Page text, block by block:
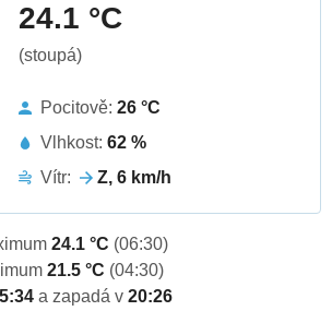
24.1 °C
(stoupá)
Pocitově: 26 °C
Vlhkost: 62 %
Vítr:
Z, 6 km/h
24.1 °C (06:30)
21.5 °C (04:30)
a zapadá v 20:26